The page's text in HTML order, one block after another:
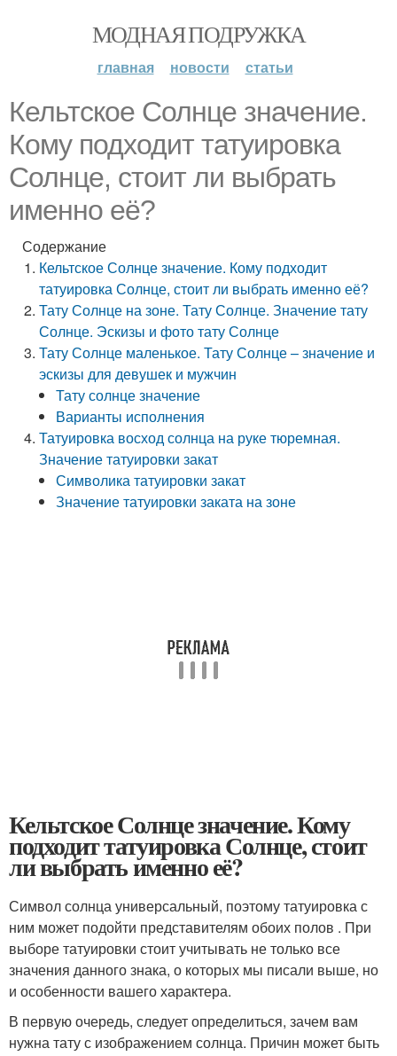
МОДНАЯ ПОДРУЖКА
главная новости статьи
Кельтское Солнце значение.
Кому подходит татуировка
Солнце, стоит ли выбрать
именно её?
Содержание
Кельтское Солнце значение. Кому подходит
татуировка Солнце, стоит ли выбрать именно её?
Тату Солнце на зоне. Тату Солнце. Значение тату
Солнце. Эскизы и фото тату Солнце
Тату Солнце маленькое. Тату Солнце – значение и
эскизы для девушек и мужчин
Тату солнце значение
Варианты исполнения
Татуировка восход солнца на руке тюремная.
Значение татуировки закат
Символика татуировки закат
Значение татуировки заката на зоне
Кельтское Солнце значение. Кому
подходит татуировка Солнце, стоит
ли выбрать именно её?
Символ солнца универсальный, поэтому татуировка с
ним может подойти представителям обоих полов . При
выборе татуировки стоит учитывать не только все
значения данного знака, о которых мы писали выше, но
и особенности вашего характера.
В первую очередь, следует определиться, зачем вам
нужна тату с изображением солнца. Причин может быть